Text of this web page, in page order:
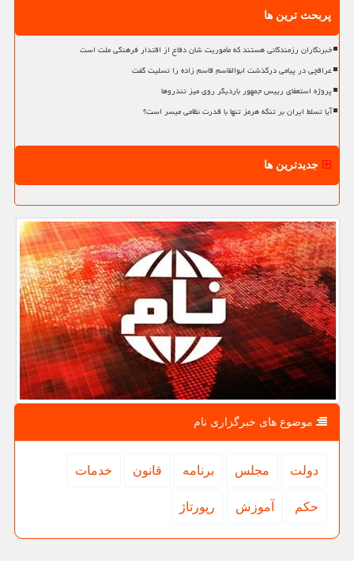
پربحث ترین ها
خبرنگاران رزمندگانی هستند که مأموریت شان دفاع از اقتدار فرهنگی ملت است
عراقچی در پیامی درگذشت ابوالقاسم قاسم زاده را تسلیت گفت
پروژه استعفای رییس جمهور باردیگر روی میز تندروها
آیا تسلط ایران بر تنگه هرمز تنها با قدرت نظامی میسر است؟
جدیدترین ها
موضوع های خبرگزاری نام
دولت مجلس برنامه قانون خدمات
حكم آموزش رپورتاژ